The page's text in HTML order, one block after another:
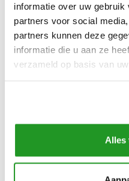
informatie over uw
partners voor social
partners kunnen deze
informatie die u aan ze
verzameld op basis van
Alles